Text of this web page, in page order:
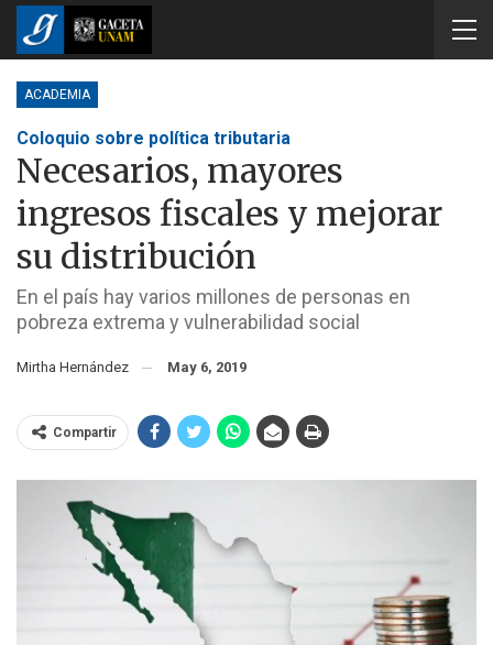
ACADEMIA
Coloquio sobre política tributaria
Necesarios, mayores
ingresos fiscales y mejorar
su distribución
En el país hay varios millones de personas en
pobreza extrema y vulnerabilidad social
Mirtha Hernández May 6, 2019
Compartir